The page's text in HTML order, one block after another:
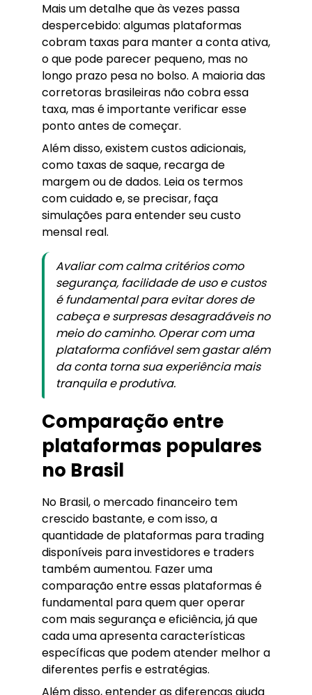
Mais um detalhe que às vezes passa
despercebido: algumas plataformas
cobram taxas para manter a conta ativa,
o que pode parecer pequeno, mas no
longo prazo pesa no bolso. A maioria das
corretoras brasileiras não cobra essa
taxa, mas é importante verificar esse
ponto antes de começar.
Além disso, existem custos adicionais,
como taxas de saque, recarga de
margem ou de dados. Leia os termos
com cuidado e, se precisar, faça
simulações para entender seu custo
mensal real.
Avaliar com calma critérios como
segurança, facilidade de uso e custos
é fundamental para evitar dores de
cabeça e surpresas desagradáveis no
meio do caminho. Operar com uma
plataforma confiável sem gastar além
da conta torna sua experiência mais
tranquila e produtiva.
Comparação entre
plataformas populares
no Brasil
No Brasil, o mercado financeiro tem
crescido bastante, e com isso, a
quantidade de plataformas para trading
disponíveis para investidores e traders
também aumentou. Fazer uma
comparação entre essas plataformas é
fundamental para quem quer operar
com mais segurança e eficiência, já que
cada uma apresenta características
específicas que podem atender melhor a
diferentes perfis e estratégias.